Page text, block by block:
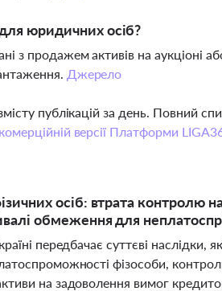
юридичних осіб?
з продажем активів на аукціоні
Джерело
публікацій за день. Повний
комерційній версії Платформи
осіб: втрата
обмеження для
передбачає суттєві наслідки,
фізособи,
на задоволення вимог